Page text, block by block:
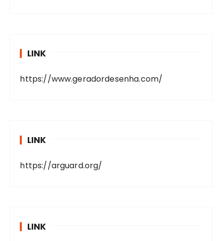
LINK
https://www.geradordesenha.com/
LINK
https://arguard.org/
LINK